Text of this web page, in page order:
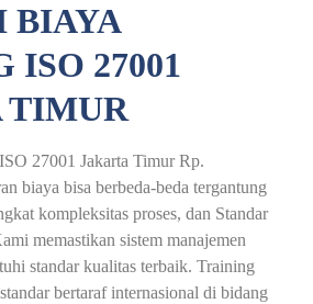
BIAYA
ISO 27001
TIMUR
27001 Jakarta Timur Rp.
biaya bisa berbeda-beda tergantung
kompleksitas proses, dan Standar
memastikan sistem manajemen
standar kualitas terbaik. Training
bertaraf internasional di bidang